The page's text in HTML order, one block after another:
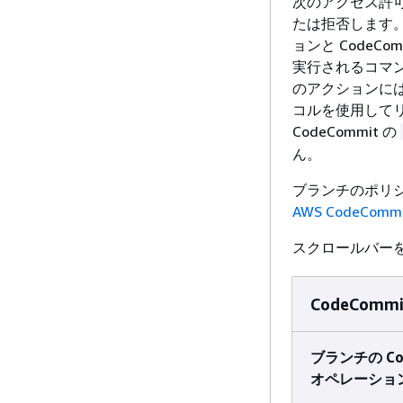
たは拒否します
ョンと
実行されるコマ
のアクションに
コルを使用して
CodeCommit の
ん。
ブランチのポリ
AWS
スクロールバー
ブランチの
オペレーショ